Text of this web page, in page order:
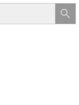
Botón de